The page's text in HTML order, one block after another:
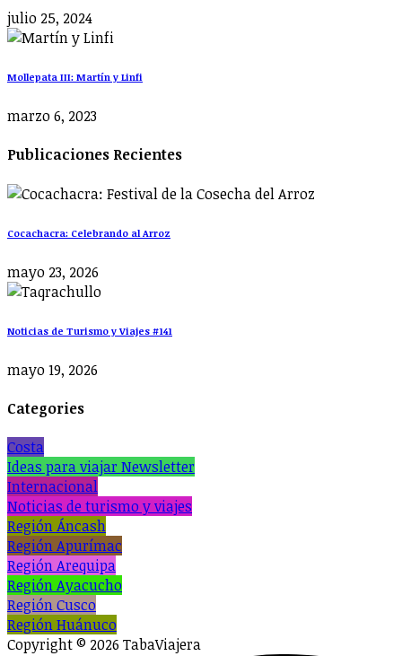
julio 25, 2024
Mollepata III: Martín y Linfi
marzo 6, 2023
Publicaciones Recientes
Cocachacra: Celebrando al Arroz
mayo 23, 2026
Noticias de Turismo y Viajes #141
mayo 19, 2026
Categories
Costa
Ideas para viajar Newsletter
Internacional
Noticias de turismo y viajes
Región Áncash
Región Apurímac
Región Arequipa
Región Ayacucho
Región Cusco
Región Huánuco
Copyright © 2026 TabaViajera